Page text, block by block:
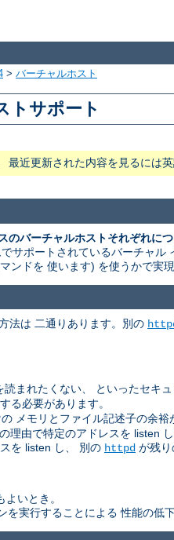
> バーチャルホスト
トサポート
近更新された内容を見るには英
のバーチャルホストそれぞれに
サポートされているバーチャ
ンドを 使います) を使うかで実現
法は 二通りあります。別の
まれたくない、 といったセキ
る必要があります。
メモリとファイル記述子の余裕
理由で特定のアドレスを listen
を listen し、 別の httpd が残
いとき。
実行することによる 性能の低